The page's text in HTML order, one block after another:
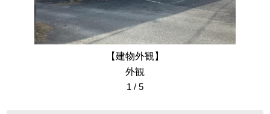
【建物外観】
外観
1 / 5